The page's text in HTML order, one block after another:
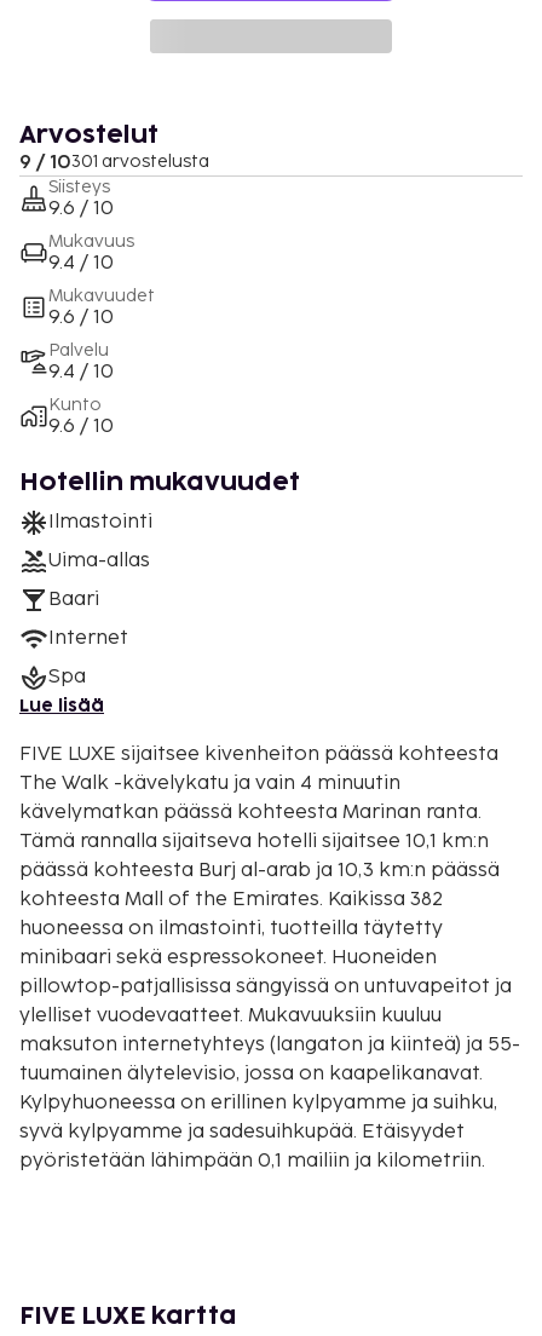
Arvostelut
9 / 10301 arvostelusta
Siisteys
9.6 / 10
Mukavuus
9.4 / 10
Mukavuudet
9.6 / 10
Palvelu
9.4 / 10
Kunto
9.6 / 10
Hotellin mukavuudet
Ilmastointi
Uima-allas
Baari
Internet
Spa
Lue lisää
FIVE LUXE sijaitsee kivenheiton päässä kohteesta
The Walk -kävelykatu ja vain 4 minuutin
kävelymatkan päässä kohteesta Marinan ranta.
Tämä rannalla sijaitseva hotelli sijaitsee 10,1 km:n
päässä kohteesta Burj al-arab ja 10,3 km:n päässä
kohteesta Mall of the Emirates. Kaikissa 382
huoneessa on ilmastointi, tuotteilla täytetty
minibaari sekä espressokoneet. Huoneiden
pillowtop-patjallisissa sängyissä on untuvapeitot ja
ylelliset vuodevaatteet. Mukavuuksiin kuuluu
maksuton internetyhteys (langaton ja kiinteä) ja 55-
tuumainen älytelevisio, jossa on kaapelikanavat.
Kylpyhuoneessa on erillinen kylpyamme ja suihku,
syvä kylpyamme ja sadesuihkupää. Etäisyydet
pyöristetään lähimpään 0,1 mailiin ja kilometriin.
Mohammad Bin Ahmed Al Mullan moskeija - 1 km /
FIVE LUXE kartta